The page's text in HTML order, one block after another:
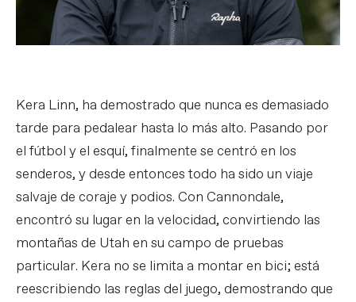
Kera Linn, ha demostrado que nunca es demasiado
tarde para pedalear hasta lo más alto. Pasando por
el fútbol y el esquí, finalmente se centró en los
senderos, y desde entonces todo ha sido un viaje
salvaje de coraje y podios. Con Cannondale,
encontró su lugar en la velocidad, convirtiendo las
montañas de Utah en su campo de pruebas
particular. Kera no se limita a montar en bici; está
reescribiendo las reglas del juego, demostrando que